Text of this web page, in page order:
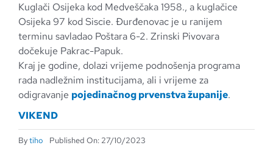
Kuglači Osijeka kod Medveščaka 1958., a kuglačice
Osijeka 97 kod Siscie. Đurđenovac je u ranijem
terminu savladao Poštara 6-2. Zrinski Pivovara
dočekuje Pakrac-Papuk.
Kraj je godine, dolazi vrijeme podnošenja programa
rada nadležnim institucijama, ali i vrijeme za
odigravanje pojedinačnog prvenstva županije.
VIKEND
Bytiho Published On: 27/10/2023